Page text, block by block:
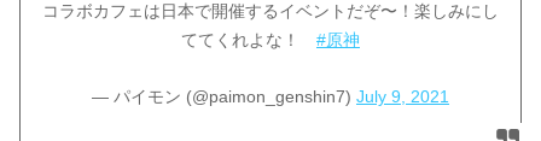
コラボカフェは日本で開催するイベントだぞ〜！楽しみにし
ててくれよな！ #原神
— パイモン (@paimon_genshin7) July 9, 2021